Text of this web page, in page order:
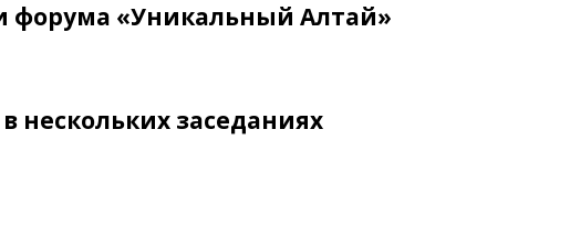
форума «Уникальный Алтай»
нескольких заседаниях